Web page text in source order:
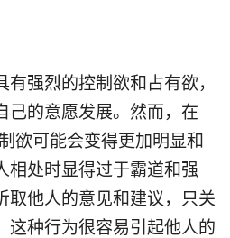
强烈的控制欲和占有欲，
己的意愿发展。然而，在
欲可能会变得更加明显和
相处时显得过于霸道和强
取他人的意见和建议，只关
这种行为很容易引起他人的